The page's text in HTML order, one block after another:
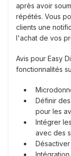
après avoir
répétés. Vous
clients une
l'achat de vos
Avis pour Easy
fonctionnalités
Définir
pour les
Intégrer
avec des